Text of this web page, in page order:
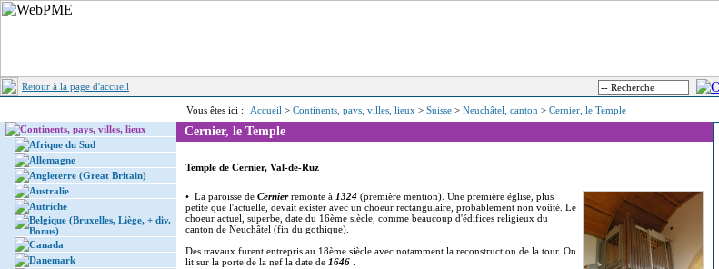
Retour à la page d'accueil
Vous êtes ici : Accueil > Continents, pays, villes, lieux > Suisse > Neuchâtel, canton > Cernier, le Temple
Continents, pays, villes, lieux
Afrique du Sud
Allemagne
Angleterre (Great Britain)
Australie
Autriche
Belgique (Bruxelles, Liège, + div.
Bonus)
Canada
Danemark
Cernier, le Temple
Temple de Cernier, Val-de-Ruz
• La paroisse de Cernier remonte à 1324 (première mention). Une première église, plus
petite que l'actuelle, devait exister avec un choeur rectangulaire, probablement non voûté. Le
choeur actuel, superbe, date du 16ème siècle, comme beaucoup d'édifices religieux du
canton de Neuchâtel (fin du gothique).
Des travaux furent entrepris au 18ème siècle avec notamment la reconstruction de la tour. On
lit sur la porte de la nef la date de 1646